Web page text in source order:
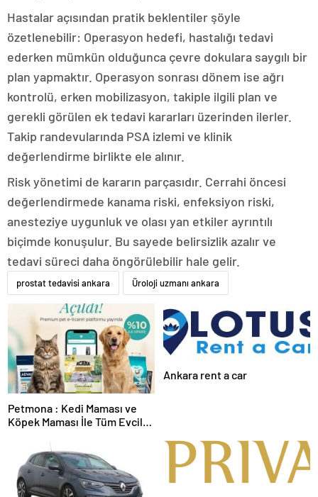
Hastalar açısından pratik beklentiler şöyle
özetlenebilir: Operasyon hedefi, hastalığı tedavi
ederken mümkün olduğunca çevre dokulara saygılı bir
plan yapmaktır. Operasyon sonrası dönem ise ağrı
kontrolü, erken mobilizasyon, takiple ilgili plan ve
gerekli görülen ek tedavi kararları üzerinden ilerler.
Takip randevularında PSA izlemi ve klinik
değerlendirme birlikte ele alınır.
Risk yönetimi de kararın parçasıdır. Cerrahi öncesi
değerlendirmede kanama riski, enfeksiyon riski,
anesteziye uygunluk ve olası yan etkiler ayrıntılı
biçimde konuşulur. Bu sayede belirsizlik azalır ve
tedavi süreci daha öngörülebilir hale gelir.
prostat tedavisi ankara Üroloji uzmanı ankara
Petmona : Kedi Maması ve
Köpek Maması İle Tüm Evcil
Ankara rent a car